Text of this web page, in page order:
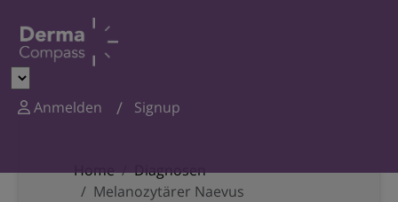
Anmelden Signup
Home
Diagnosen
Melanozytärer Naevus